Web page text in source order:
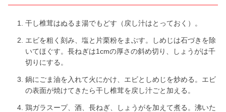
干し椎茸はぬるま湯でもどす（戻し汁はとっておく）。
エビを粗く刻み、塩と片栗粉をまぶす。しめじは石づきを除
いてほぐす。長ねぎは1cmの厚さの斜め切り、しょうがは千
切りにする。
鍋にごま油を入れて火にかけ、エビとしめじを炒める。エビ
の表面が焼けてきたら干し椎茸を戻し汁ごと加える。
鶏ガラスープ、酒、長ねぎ、しょうがを加えて煮る。沸いた